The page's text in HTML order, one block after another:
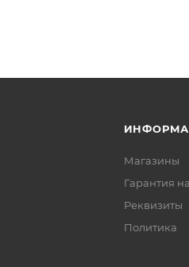
Магазины
Гарантия
Реквизиты
Политика